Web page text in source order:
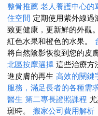
整骨推薦 老人養護中心的
住空間 定期使用紫外線過
致更健康，更新鮮的外觀
紅色水果和橙色的水果。
將自然陰影恢復到您的皮
北區按摩選擇 這些治療方
進皮膚的再生 高效的關鍵
服務，滿足長者的各種需
醫生 第二專長證照課程
斑時。 搬家公司費用解析